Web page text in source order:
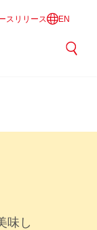
スリリース EN
味し